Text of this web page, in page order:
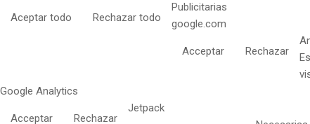
Aceptar todo Rechazar todo
Publicitarias
google.com
Acceptar Rechazar
Google Analytics
Acceptar Rechazar
Jetpack